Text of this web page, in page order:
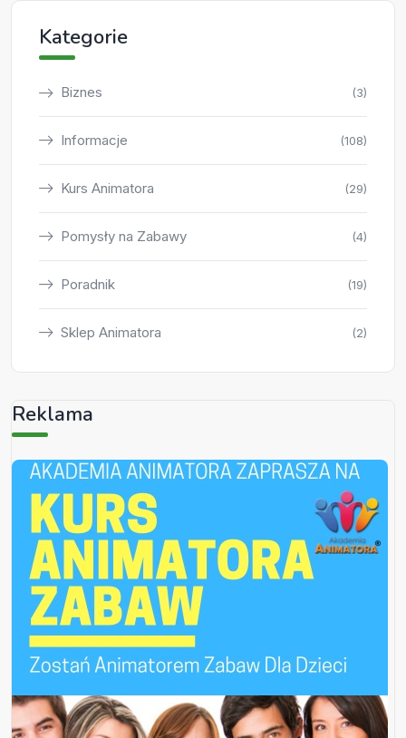
Kategorie
Biznes (3)
Informacje (108)
Kurs Animatora (29)
Pomysły na Zabawy (4)
Poradnik (19)
Sklep Animatora (2)
Reklama